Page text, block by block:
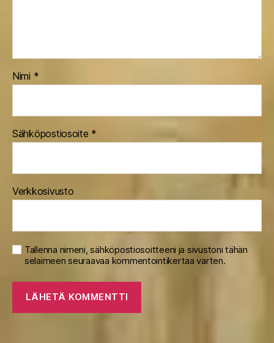
Nimi *
Sähköpostiosoite *
Verkkosivusto
Tallenna nimeni, sähköpostiosoitteeni ja sivustoni tähän
selaimeen seuraavaa kommentointikertaa varten.